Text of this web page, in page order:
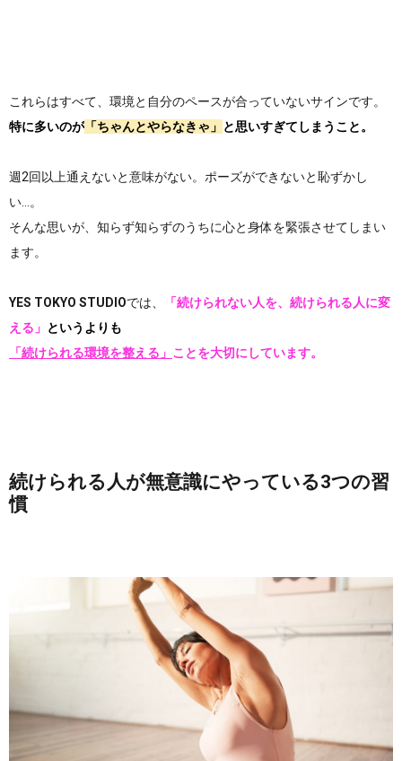
これらはすべて、環境と自分のペースが合っていないサインです。
特に多いのが 「ちゃんとやらなきゃ」 と思いすぎてしまうこと。
週2回以上通えないと意味がない。ポーズができないと恥ずかし
い…。
そんな思いが、知らず知らずのうちに心と身体を緊張させてしまい
ます。
YES TOKYO STUDIOでは、
「続けられない人を、続けられる人に変
える」 というよりも
「続けられる環境を整える」 ことを大切にしています。
続けられる人が無意識にやっている3つの習
慣